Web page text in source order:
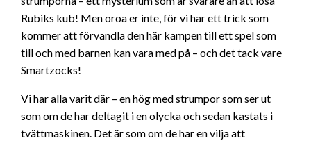
Rubiks kub! Men oroa er inte, för vi har ett trick som
kommer att förvandla den här kampen till ett spel som
till och med barnen kan vara med på – och det tack vare
Smartzocks!
Vi har alla varit där – en hög med strumpor som ser ut
som om de har deltagit i en olycka och sedan kastats i
tvättmaskinen. Det är som om de har en vilja att